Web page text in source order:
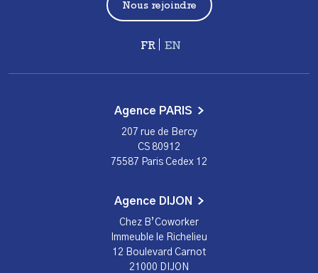
Nous rejoindre
Français
Agence PARIS
207 rue de Bercy
CS 80912
75587 Paris Cedex 12
Agence DIJON
Chez B’Coworker
Immeuble le Richelieu
12 Boulevard Carnot
21000 DIJON